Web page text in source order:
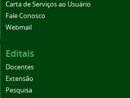
Carta de Serviços ao Usuário
Fale Conosco
Webmail
Editais
Docentes
Extensão
Pesquisa